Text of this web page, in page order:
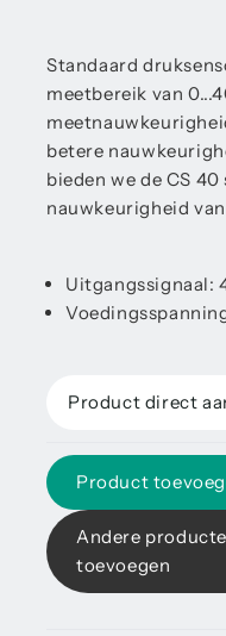
Standaard
meetbereik van
betere
bieden we de CS
nauwkeurigheid van
Uitgangssignaal:
Product direct
Product
Andere
toevoegen